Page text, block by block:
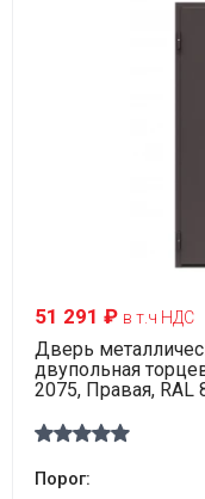
51 291 ₽ в т.ч НДС
Дверь
двупольная
2075, Правая, RAL
Порог: